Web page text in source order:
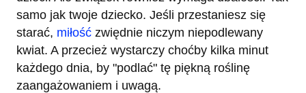
samo jak twoje dziecko. Jeśli przestaniesz się
starać, miłość zwiędnie niczym niepodlewany
kwiat. A przecież wystarczy choćby kilka minut
każdego dnia, by "podlać" tę piękną roślinę
zaangażowaniem i uwagą.